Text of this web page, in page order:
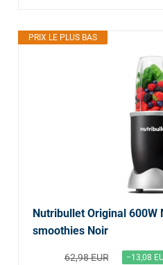
PRIX LE PLUS BAS
Nutribullet Original
smoothies Noir
62,98 EUR −13,08